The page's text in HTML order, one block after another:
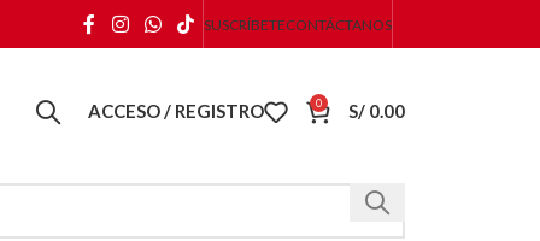
SUSCRÍBETECONTÁCTANOS
ACCESO / REGISTRO 0 S/ 0.00